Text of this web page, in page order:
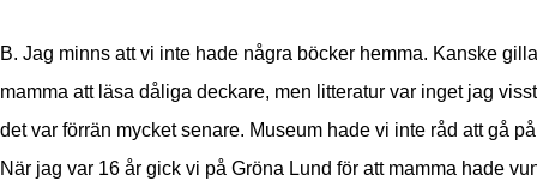
B. Jag minns att vi inte hade några böcker hemma. Kanske
mamma att läsa dåliga deckare, men litteratur var inget jag
det var förrän mycket senare. Museum hade vi inte råd att gå
När jag var 16 år gick vi på Gröna Lund för att mamma hade